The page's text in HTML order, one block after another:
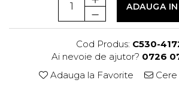
ADAUGA
Cod Produs: C530-
Ai nevoie de ajutor? 0726
Adauga la Favorite